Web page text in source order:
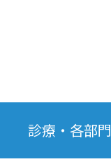
診療・各部門